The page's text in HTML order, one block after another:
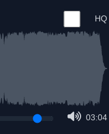
HQ
03:04